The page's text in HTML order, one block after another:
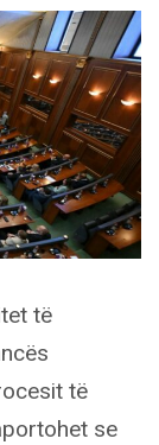
të
të
se